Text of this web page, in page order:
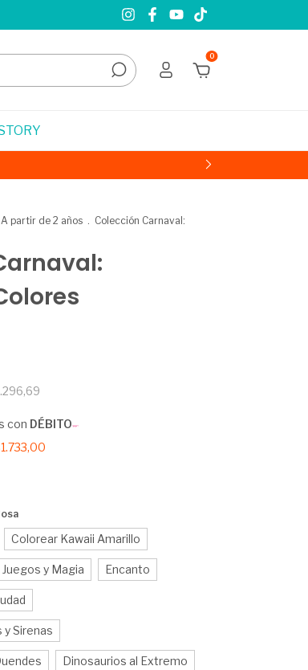
0
A partir de 2 años . Colección Carnaval:
con DÉBITO
Colorear Kawaii Amarillo
Juegos y Magia Encanto
Sirenas
Dinosaurios al Extremo